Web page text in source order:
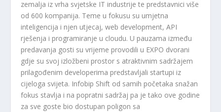
zemalja iz vrha svjetske IT industrije te predstavnici više
od 600 kompanija. Teme u fokusu su umjetna
inteligencija i njen utjecaj, web development, API
rješenja i programiranje u cloudu. U pauzama između
predavanja gosti su vrijeme provodili u EXPO dvorani
gdje su svoj izložbeni prostor s atraktivnim sadržajem
prilagođenim developerima predstavljali startupi iz
cijeloga svijeta. Infobip Shift od samih početaka snažan
fokus stavlja i na popratni sadržaj pa je tako ove godine
za sve goste bio dostupan poligon sa